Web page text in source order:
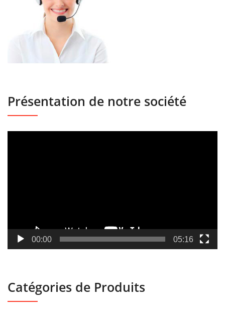
Présentation de notre société
00:00 05:16
Catégories de Produits